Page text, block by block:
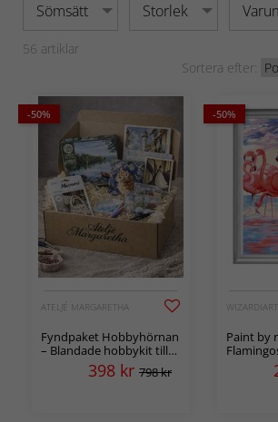
Sömsätt Storlek
56 artiklar
Sortera efter:
-50%
ATELJÉ MARGARETHA
Fyndpaket Hobbyhörnan
– Blandade hobbykit till
extra bra pris
398 kr 798 kr
-50%
WIZARDIART
Paint by